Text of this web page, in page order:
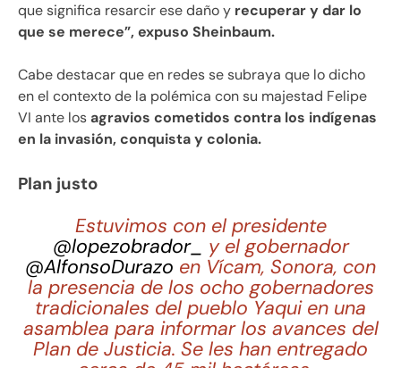
que significa resarcir ese daño y recuperar y dar lo
que se merece”, expuso Sheinbaum.
Cabe destacar que en redes se subraya que lo dicho
en el contexto de la polémica con su majestad Felipe
VI ante losagravios cometidos contra los indígenas
en la invasión, conquista y colonia.
Plan justo
Estuvimos con el presidente
@lopezobrador_ y el gobernador
@AlfonsoDurazo en Vícam, Sonora, con
la presencia de los ocho gobernadores
tradicionales del pueblo Yaqui en una
asamblea para informar los avances del
Plan de Justicia. Se les han entregado